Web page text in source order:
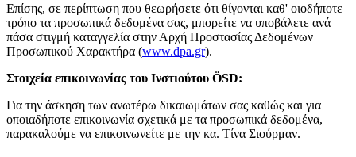
Επίσης, σε περίπτωση που θεωρήσετε ότι θίγονται καθ' οιοδήποτε
τρόπο τα προσωπικά δεδομένα σας, μπορείτε να υποβάλετε ανά
πάσα στιγμή καταγγελία στην Αρχή Προστασίας Δεδομένων
Προσωπικού Χαρακτήρα (www.dpa.gr).
Στοιχεία επικοινωνίας του Ινστιούτου ÖSD:
Για την άσκηση των ανωτέρω δικαιωμάτων σας καθώς και για
οποιαδήποτε επικοινωνία σχετικά με τα προσωπικά δεδομένα,
παρακαλούμε να επικοινωνείτε με την κα. Τίνα Σιούρμαν.